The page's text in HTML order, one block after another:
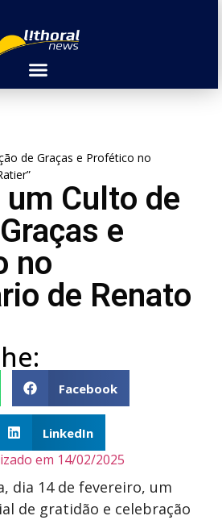
de Graças e Profético no
um Culto de
e
no
de Renato
Facebook
LinkedIn
em 14/02/2025
dia 14 de fevereiro, um
de gratidão e celebração